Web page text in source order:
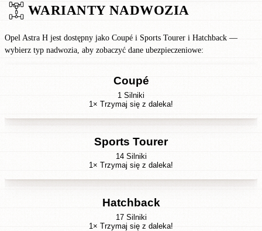
WARIANTY NADWOZIA
Opel Astra H jest dostępny jako Coupé i Sports Tourer i Hatchback —
wybierz typ nadwozia, aby zobaczyć dane ubezpieczeniowe:
Coupé
1 Silniki
1× Trzymaj się z daleka!
Sports Tourer
14 Silniki
1× Trzymaj się z daleka!
Hatchback
17 Silniki
1× Trzymaj się z daleka!